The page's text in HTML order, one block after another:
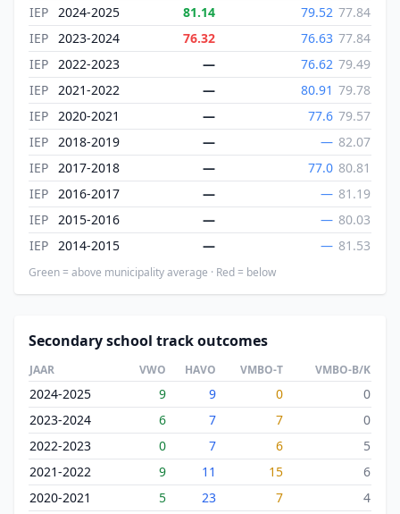
IEP 2024-2025 81.14 79.52 77.84
IEP 2023-2024 76.32 76.63 77.84
IEP 2022-2023 — 76.62 79.49
IEP 2021-2022 — 80.91 79.78
IEP 2020-2021 — 77.6 79.57
IEP 2018-2019 — — 82.07
IEP 2017-2018 — 77.0 80.81
IEP 2016-2017 — — 81.19
IEP 2015-2016 — — 80.03
IEP 2014-2015 — — 81.53
Green = above municipality average · Red = below
Secondary school track outcomes
JAAR VWO HAVO VMBO-T VMBO-B/K
2024-2025 9 9 0
0
2023-2024
6 7 7
0
2022-2023
0 7 6
5
2021-2022
9 11 15
6
2020-2021
5 23 7
4